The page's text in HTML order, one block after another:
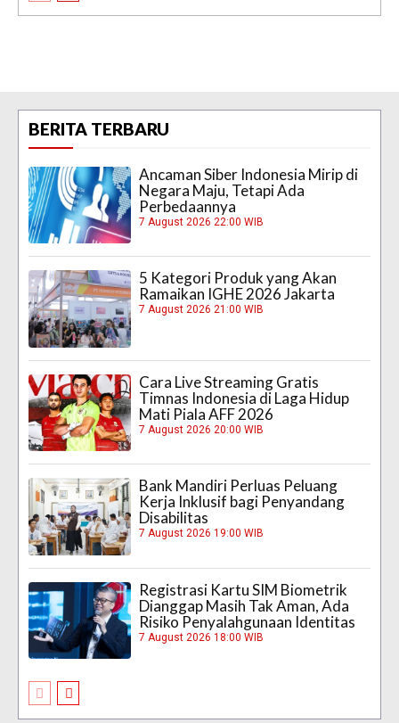
BERITA TERBARU
Ancaman Siber Indonesia Mirip di
Negara Maju, Tetapi Ada
Perbedaannya
7 August 2026 22:00 WIB
5 Kategori Produk yang Akan
Ramaikan IGHE 2026 Jakarta
7 August 2026 21:00 WIB
Cara Live Streaming Gratis
Timnas Indonesia di Laga Hidup
Mati Piala AFF 2026
7 August 2026 20:00 WIB
Bank Mandiri Perluas Peluang
Kerja Inklusif bagi Penyandang
Disabilitas
7 August 2026 19:00 WIB
Registrasi Kartu SIM Biometrik
Dianggap Masih Tak Aman, Ada
Risiko Penyalahgunaan Identitas
7 August 2026 18:00 WIB